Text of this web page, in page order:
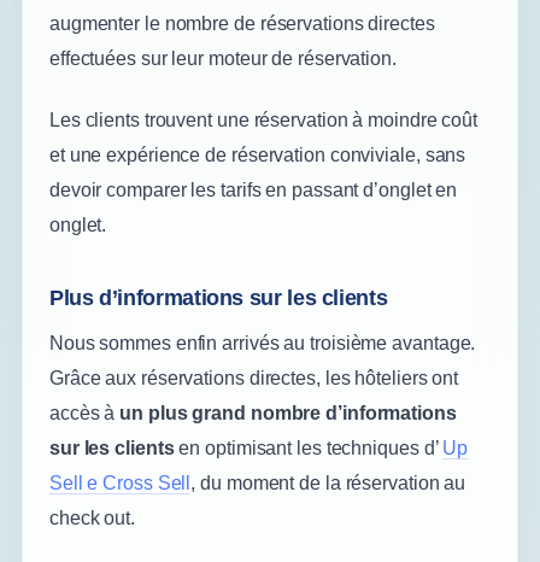
augmenter le nombre de réservations directes
effectuées sur leur moteur de réservation.
Les clients trouvent une réservation à moindre coût
et une expérience de réservation conviviale, sans
devoir comparer les tarifs en passant d’onglet en
onglet.
Plus d’informations sur les clients
Nous sommes enfin arrivés au troisième avantage.
Grâce aux réservations directes, les hôteliers ont
accès à un plus grand nombre d’informations
sur les clientsen optimisant les techniques d’ Up
Sell e Cross Sell , du moment de la réservation au
check out.